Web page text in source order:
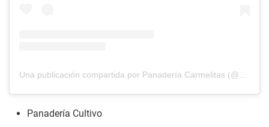
Una publicación compartida por Panadería Carmelitas (@pancarmelitas)
Panadería Cultivo